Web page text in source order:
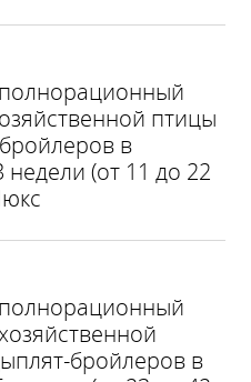
птицы
в
недели (от 11 до 22
бройлеров в